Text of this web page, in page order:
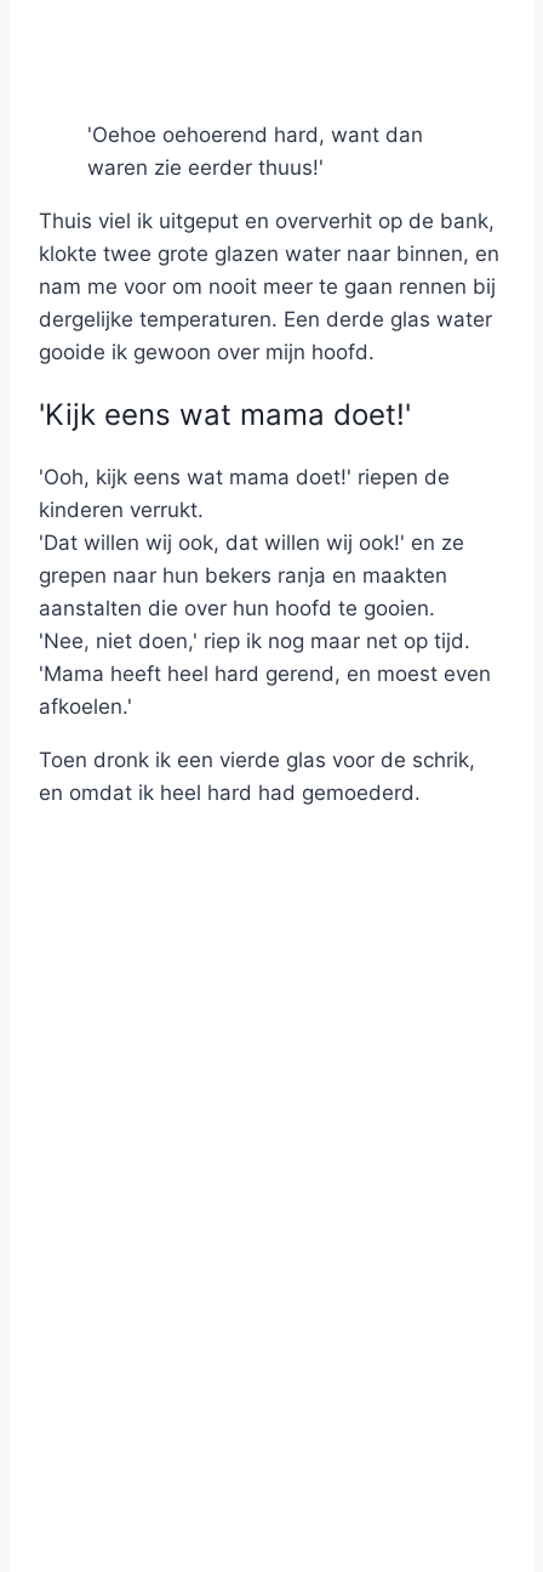
'Oehoe oehoerend hard, want dan
waren zie eerder thuus!'
Thuis viel ik uitgeput en oververhit op de bank,
klokte twee grote glazen water naar binnen, en
nam me voor om nooit meer te gaan rennen bij
dergelijke temperaturen. Een derde glas water
gooide ik gewoon over mijn hoofd.
'Kijk eens wat mama doet!'
'Ooh, kijk eens wat mama doet!' riepen de
kinderen verrukt.
'Dat willen wij ook, dat willen wij ook!' en ze
grepen naar hun bekers ranja en maakten
aanstalten die over hun hoofd te gooien.
'Nee, niet doen,' riep ik nog maar net op tijd.
'Mama heeft heel hard gerend, en moest even
afkoelen.'
Toen dronk ik een vierde glas voor de schrik,
en omdat ik heel hard had gemoederd.